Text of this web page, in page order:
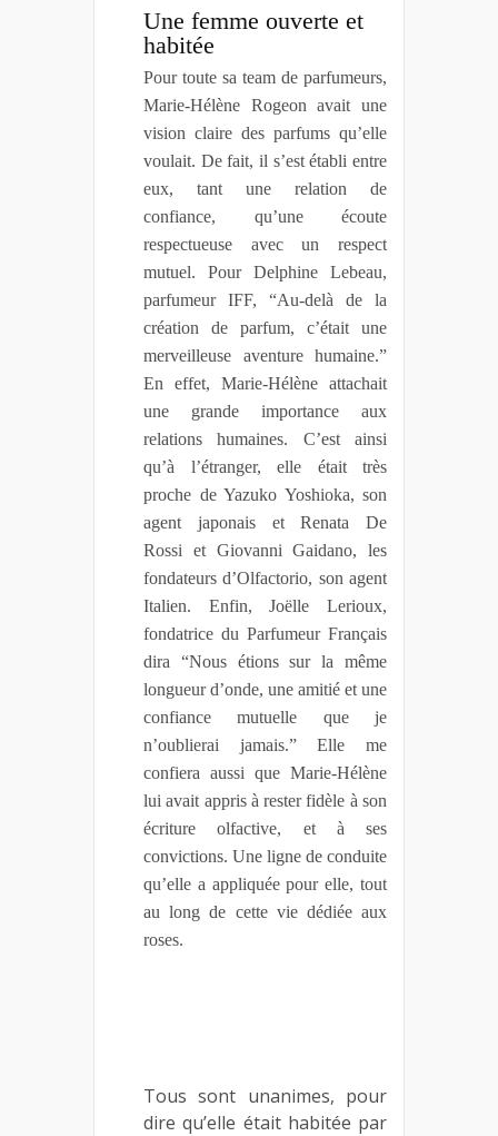
Une femme ouverte et
habitée
Pour toute sa team de parfumeurs,
Marie-Hélène Rogeon avait une
vision claire des parfums qu’elle
voulait. De fait, il s’est établi entre
eux, tant une relation de
confiance, qu’une écoute
respectueuse avec un respect
mutuel. Pour Delphine Lebeau,
parfumeur IFF, “Au-delà de la
création de parfum, c’était une
merveilleuse aventure humaine.”
En effet, Marie-Hélène attachait
une grande importance aux
relations humaines. C’est ainsi
qu’à l’étranger, elle était très
proche de Yazuko Yoshioka, son
agent japonais et Renata De
Rossi et Giovanni Gaidano, les
fondateurs d’Olfactorio, son agent
Italien. Enfin, Joëlle Lerioux,
fondatrice du Parfumeur Français
dira “Nous étions sur la même
longueur d’onde, une amitié et une
confiance mutuelle que je
n’oublierai jamais.” Elle me
confiera aussi que Marie-Hélène
lui avait appris à rester fidèle à son
écriture olfactive, et à ses
convictions. Une ligne de conduite
qu’elle a appliquée pour elle, tout
au long de cette vie dédiée aux
roses.
Tous sont unanimes, pour
dire qu’elle était habitée par